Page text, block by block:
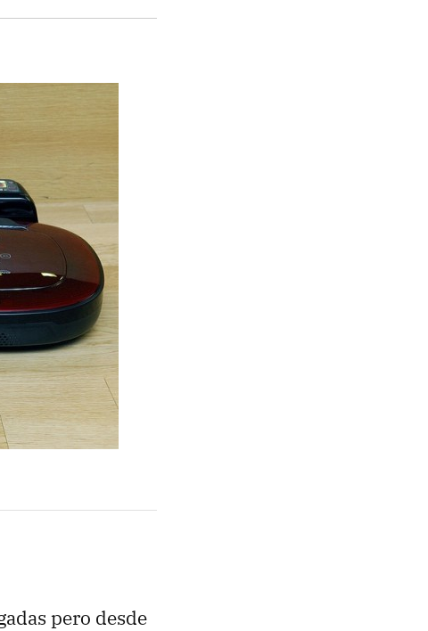
pero desde